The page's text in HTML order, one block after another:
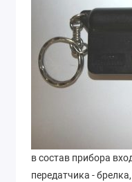
в состав прибора
передатчика -